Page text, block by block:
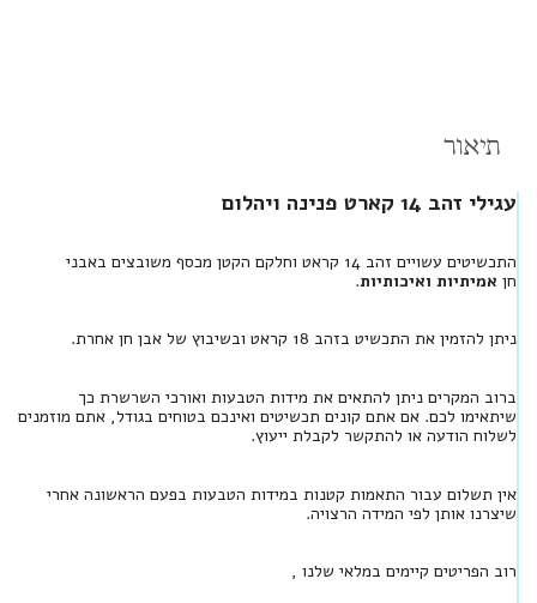
תיאור
עגילי זהב 14 קארט פנינה ויהלום
התכשיטים עשויים זהב 14 קראט וחלקם הקטן מכסף משובצים באבני
חן אמיתיות ואיכותיות.
ניתן להזמין את התכשיט בזהב 18 קראט ובשיבוץ של אבן חן אחרת.
ברוב המקרים ניתן להתאים את מידות הטבעות ואורכי השרשרת כך
שיתאימו לכם. אם אתם קונים תכשיטים ואינכם בטוחים בגודל, אתם מוזמנים
לשלוח הודעה או להתקשר לקבלת ייעוץ.
אין תשלום עבור התאמות קטנות במידות הטבעות בפעם הראשונה אחרי
שיצרנו אותן לפי המידה הרצויה.
רוב הפריטים קיימים במלאי שלנו ,